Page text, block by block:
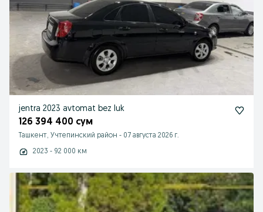
jentra 2023 avtomat bez luk
126 394 400 сум
Ташкент, Учтепинский район - 07 августа 2026 г.
2023 - 92 000 км